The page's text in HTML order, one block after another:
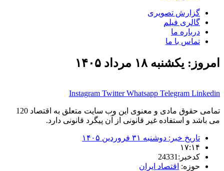
گزارش تصویری
گالری فیلم
درباره ما
تماس با ما
امروز: یکشنبه ۱۸ مرداد ۱۴۰۵
Instagram Twitter Whatsapp Telegram Linkedin
تمامی حقوق مادی و معنوی این وب سایت متعلق به اقتصاد 120
می باشد و استفاده غیر قانونی از آن پیگرد قانونی دارد.
تاریخ خبر: دوشنبه ۳۱ فروردین ۱۴۰۵
۱۷:۱۴
کدخبر:24331
حوزه: اقتصاد ایران